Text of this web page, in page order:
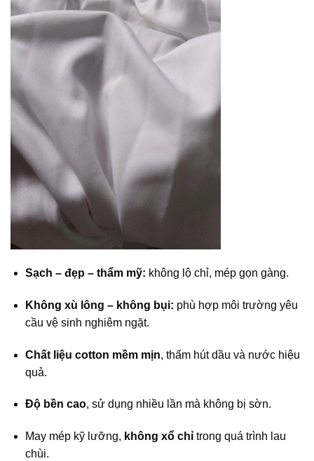
Sạch – đẹp – thẩm mỹ: không lộ chỉ, mép gọn gàng.
Không xù lông – không bụi: phù hợp môi trường yêu
cầu vệ sinh nghiêm ngặt.
Chất liệu cotton mềm mịn, thấm hút dầu và nước hiệu
quả.
Độ bền cao, sử dụng nhiều lần mà không bị sờn.
May mép kỹ lưỡng, không xổ chỉtrong quá trình lau
chùi.